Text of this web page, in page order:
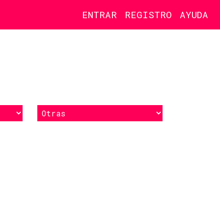
ENTRAR REGISTRO AYUDA